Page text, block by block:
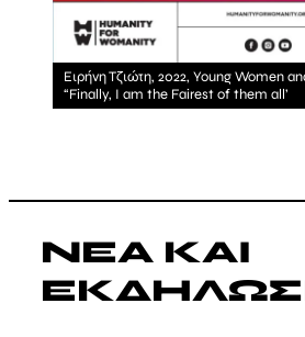
Ειρήνη Τζιώτη, 2022, Young Women
“Finally, I am the Fairest of them all’
ΝΕΑ ΚΑΙ